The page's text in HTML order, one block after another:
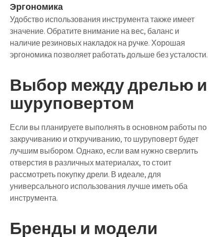
Эргономика
Удобство использования инструмента также имеет
значение. Обратите внимание на вес, баланс и
наличие резиновых накладок на ручке. Хорошая
эргономика позволяет работать дольше без усталости.
Выбор между дрелью и
шуруповертом
Если вы планируете выполнять в основном работы по
закручиванию и откручиванию, то шуруповерт будет
лучшим выбором. Однако, если вам нужно сверлить
отверстия в различных материалах, то стоит
рассмотреть покупку дрели. В идеале, для
универсального использования лучше иметь оба
инструмента.
Бренды и модели